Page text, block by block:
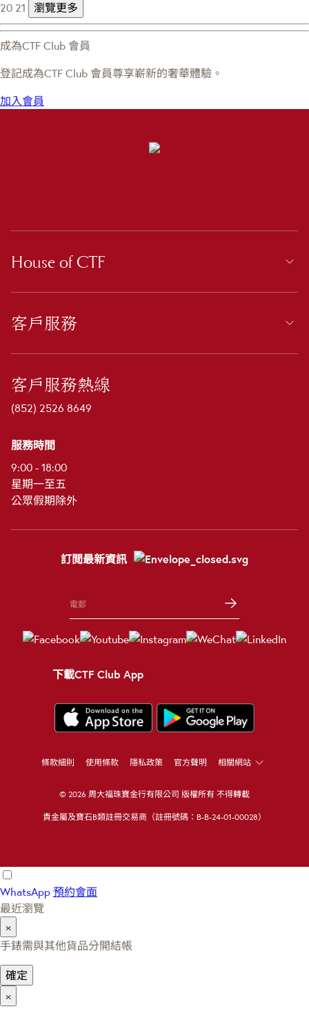
20 21 瀏覽更多
成為CTF Club 會員
登記成為CTF Club 會員尊享嶄新的奢華體驗。
加入會員
House of CTF
客戶服務
客戶服務熱線
(852) 2526 8649
服務時間
9:00 - 18:00
星期一至五
公眾假期除外
訂閲最新資訊
下載CTF Club App
條款細則 使用條款 隱私政策 官方聲明 相關網站
© 2026 周大福珠寶金行有限公司 版權所有 不得轉載
貴金屬及寶石B類註冊交易商（註冊號碼：B-B-24-01-00028）
WhatsApp 預約會面
最近瀏覽
×
手錶需與其他貨品分開結帳
確定
×